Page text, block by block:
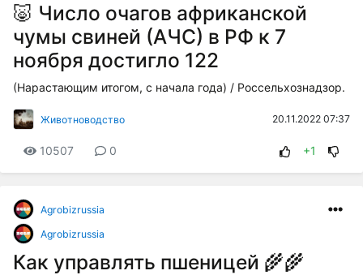
🐷 Число очагов африканской
чумы свиней (АЧС) в РФ к 7
ноября достигло 122
(Нарастающим итогом, с начала года) / Россельхознадзор.
Животноводство 20.11.2022 07:37
10507 0 +1
Agrobizrussia
Agrobizrussia
Как управлять пшеницей 🌾🌾